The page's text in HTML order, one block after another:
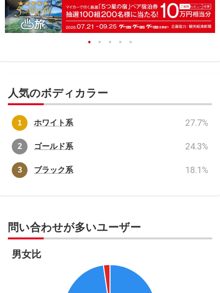
人気のボディカラー
ホワイト系 27.7%
ゴールド系 24.3%
ブラック系 18.1%
問い合わせが多いユーザー
男女比